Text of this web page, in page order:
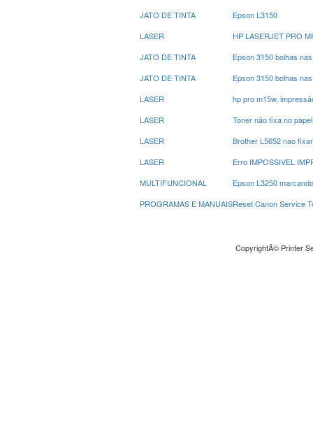
JATO DE TINTA
Epson L3150
LASER
HP LASERJET PRO
JATO DE TINTA
Epson 3150 bolhas
JATO DE TINTA
Epson 3150 bolhas
LASER
hp pro m15w,
LASER
Toner não fixa no
LASER
Brother L5652 nao
LASER
Erro IMPOSSIVEL
MULTIFUNCIONAL
Epson L3250
PROGRAMAS E MANUAISReset Canon Service
CopyrightÂ© Printer